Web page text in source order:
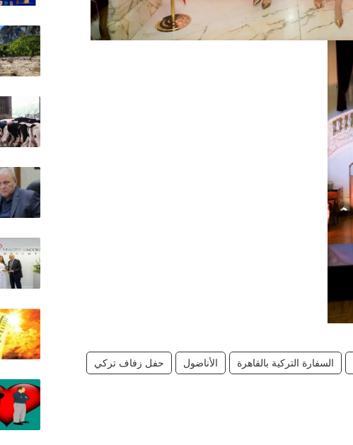
السفارة التركية بالقاهرة الأناضول حفل زفاف تركي